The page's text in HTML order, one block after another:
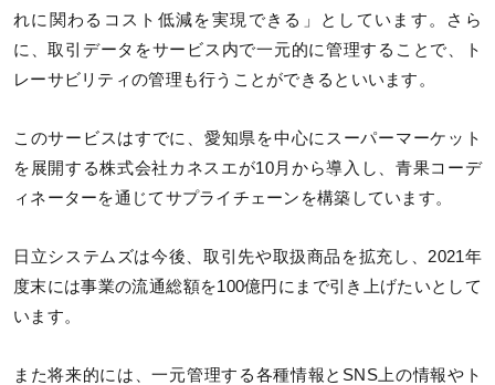
れに関わるコスト低減を実現できる」としています。さら
に、取引データをサービス内で一元的に管理することで、ト
レーサビリティの管理も行うことができるといいます。
このサービスはすでに、愛知県を中心にスーパーマーケット
を展開する株式会社カネスエが10月から導入し、青果コーデ
ィネーターを通じてサプライチェーンを構築しています。
日立システムズは今後、取引先や取扱商品を拡充し、2021年
度末には事業の流通総額を100億円にまで引き上げたいとして
います。
また将来的には、一元管理する各種情報とSNS上の情報やト